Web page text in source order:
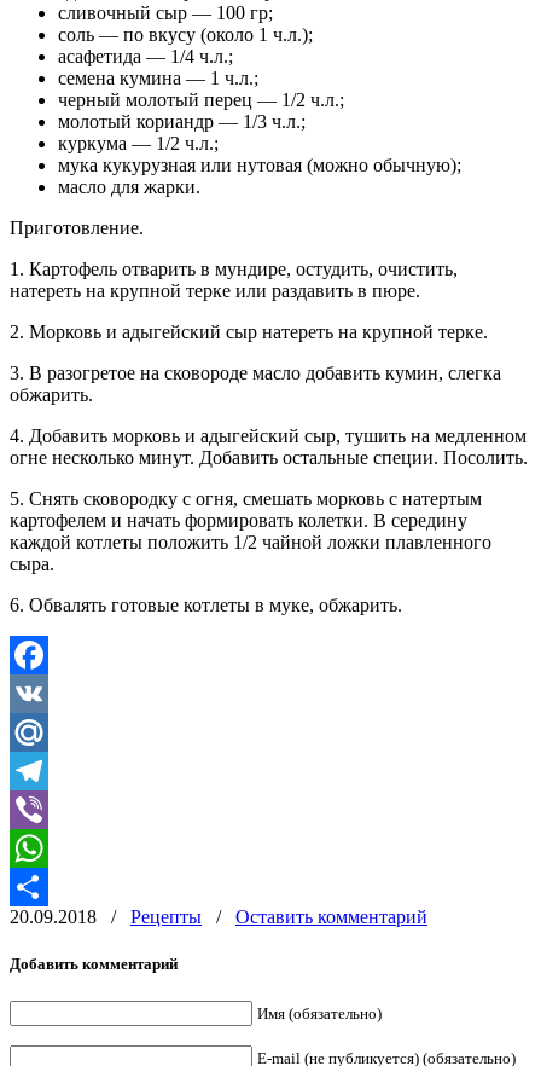
сливочный сыр — 100 гр;
соль — по вкусу (около 1 ч.л.);
асафетида — 1/4 ч.л.;
семена кумина — 1 ч.л.;
черный молотый перец — 1/2 ч.л.;
молотый кориандр — 1/3 ч.л.;
куркума — 1/2 ч.л.;
мука кукурузная или нутовая (можно обычную);
масло для жарки.
Приготовление.
1. Картофель отварить в мундире, остудить, очистить,
натереть на крупной терке или раздавить в пюре.
2. Морковь и адыгейский сыр натереть на крупной терке.
3. В разогретое на сковороде масло добавить кумин, слегка
обжарить.
4. Добавить морковь и адыгейский сыр, тушить на медленном
огне несколько минут. Добавить остальные специи. Посолить.
5. Снять сковородку с огня, смешать морковь с натертым
картофелем и начать формировать колетки. В середину
каждой котлеты положить 1/2 чайной ложки плавленного
сыра.
6. Обвалять готовые котлеты в муке, обжарить.
Facebook
VK
Mail.Ru
Telegram
Viber
WhatsApp
Отправить
20.09.2018 / Рецепты / Оставить комментарий
Добавить комментарий
Имя (обязательно)
E-mail (не публикуется) (обязательно)